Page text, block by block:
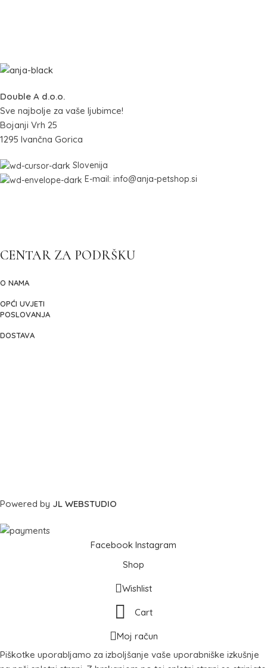
Double A d.o.o.
Sve najbolje za vaše ljubimce!
Bojanji Vrh 25
1295 Ivančna Gorica
Slovenija
E-mail: info@anja-petshop.si
CENTAR ZA PODRŠKU
O NAMA
OPĆI UVJETI
POSLOVANJA
DOSTAVA
Powered by JL WEBSTUDIO
Facebook Instagram
Shop
Wishlist
Cart
Moj račun
Piškotke uporabljamo za izboljšanje vaše uporabniške izkušnje